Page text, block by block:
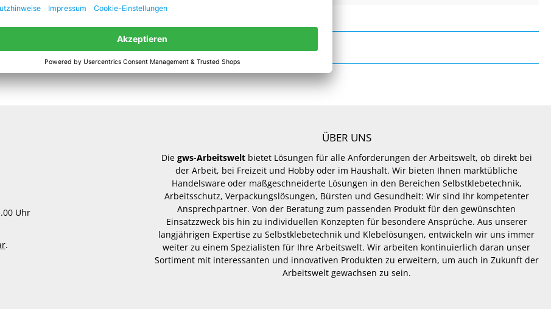
Uhr
.
ÜBER UNS
Die gws-Arbeitsweltbietet Lösungen für alle Anforderungen der Arbeitswelt, ob direkt bei
der Arbeit, bei Freizeit und Hobby oder im Haushalt. Wir bieten Ihnen marktübliche
Handelsware oder maßgeschneiderte Lösungen in den Bereichen Selbstklebetechnik,
Arbeitsschutz, Verpackungslösungen, Bürsten und Gesundheit: Wir sind Ihr kompetenter
Ansprechpartner. Von der Beratung zum passenden Produkt für den gewünschten
Einsatzzweck bis hin zu individuellen Konzepten für besondere Ansprüche. Aus unserer
langjährigen Expertise zu Selbstklebetechnik und Klebelösungen, entwickeln wir uns immer
weiter zu einem Spezialisten für Ihre Arbeitswelt. Wir arbeiten kontinuierlich daran unser
Sortiment mit interessanten und innovativen Produkten zu erweitern, um auch in Zukunft der
Arbeitswelt gewachsen zu sein.